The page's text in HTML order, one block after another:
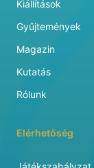
Kiállítások
Gyűjtemények
Magazin
Kutatás
Rólunk
Elérhetőség